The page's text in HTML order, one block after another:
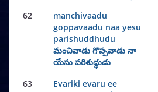
62
manchivaadu
goppavaadu naa yesu
parishuddhudu
మంచివాడు గొప్పవాడు నా
యేసు పరిశుద్ధుడు
63
Evariki evaru ee